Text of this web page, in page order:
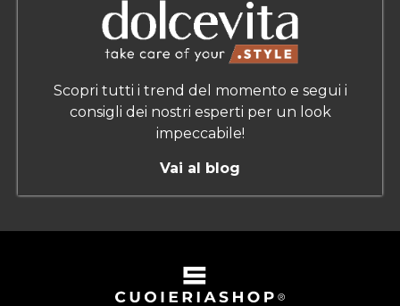
Scopri tutti i trend del momento e segui i
consigli dei nostri esperti per un look
impeccabile!
Vai al blog